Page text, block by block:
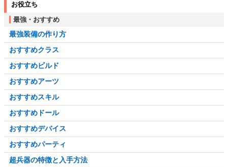
お役立ち
最強・おすすめ
最強装備の作り方
おすすめクラス
おすすめビルド
おすすめアーツ
おすすめスキル
おすすめドール
おすすめデバイス
おすすめパーティ
超兵器の特徴と入手方法